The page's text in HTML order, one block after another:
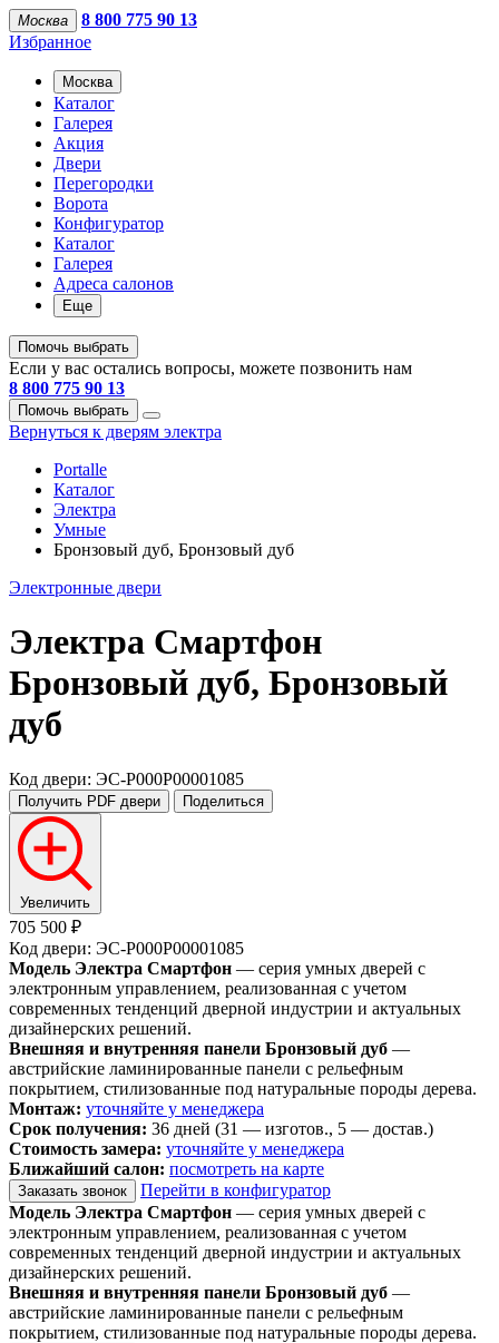
Москва
8 800 775 90 13
Избранное
Москва
Каталог
Галерея
Акция
Двери
Перегородки
Ворота
Конфигуратор
Каталог
Галерея
Адреса салонов
Еще
Помочь выбрать
Если у вас остались вопросы, можете позвонить нам
8 800 775 90 13
Помочь выбрать
Вернуться к дверям электра
Portalle
Каталог
Электра
Умные
Бронзовый дуб, Бронзовый дуб
Электронные двери
Электра Смартфон
Бронзовый дуб, Бронзовый
дуб
Код двери: ЭС-P000P00001085
Получить PDF двери Поделиться
Увеличить
705 500 ₽
Код двери: ЭС-P000P00001085
Модель Электра Смартфон — серия умных дверей с
электронным управлением, реализованная с учетом
современных тенденций дверной индустрии и актуальных
дизайнерских решений.
Внешняя и внутренняя панели Бронзовый дуб —
австрийские ламинированные панели с рельефным
покрытием, стилизованные под натуральные породы дерева.
Монтаж: уточняйте у менеджера
Срок получения: 36 дней (31 — изготов., 5 — достав.)
Стоимость замера: уточняйте у менеджера
Ближайший салон: посмотреть на карте
Заказать звонок
Перейти в конфигуратор
Модель Электра Смартфон — серия умных дверей с
электронным управлением, реализованная с учетом
современных тенденций дверной индустрии и актуальных
дизайнерских решений.
Внешняя и внутренняя панели Бронзовый дуб —
австрийские ламинированные панели с рельефным
покрытием, стилизованные под натуральные породы дерева.